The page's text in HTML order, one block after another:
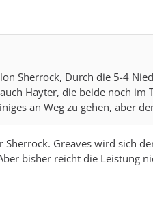
Sherrock, Durch die 5-4
Hayter, die beide noch
an Weg zu gehen, aber
Sherrock. Greaves wird sich
bisher reicht die Leistung